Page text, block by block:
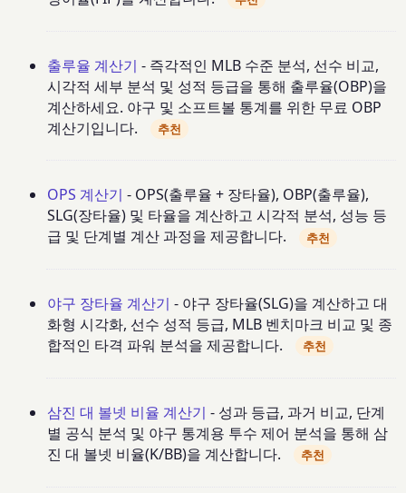
출루율 계산기 - 즉각적인 MLB 수준 분석, 선수 비교,
시각적 세부 분석 및 성적 등급을 통해 출루율(OBP)을
계산하세요. 야구 및 소프트볼 통계를 위한 무료 OBP
계산기입니다.
추천
OPS 계산기 - OPS(출루율 + 장타율), OBP(출루율),
SLG(장타율) 및 타율을 계산하고 시각적 분석, 성능 등
급 및 단계별 계산 과정을 제공합니다.
추천
야구 장타율 계산기 - 야구 장타율(SLG)을 계산하고 대
화형 시각화, 선수 성적 등급, MLB 벤치마크 비교 및 종
합적인 타격 파워 분석을 제공합니다.
추천
삼진 대 볼넷 비율 계산기 - 성과 등급, 과거 비교, 단계
별 공식 분석 및 야구 통계용 투수 제어 분석을 통해 삼
진 대 볼넷 비율(K/BB)을 계산합니다.
추천